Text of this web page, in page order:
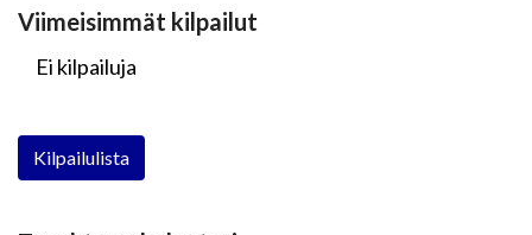
Viimeisimmät kilpailut
Ei kilpailuja
Kilpailulista